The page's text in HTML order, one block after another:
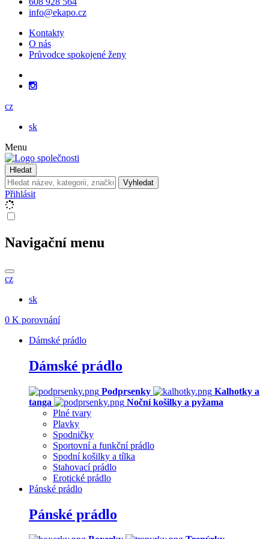
info@ekapo.cz
Kontakty
O nás
Průvodce spokojené ženy
cz
sk
Menu
Hledat
Vyhledat
Přihlásit
Navigační menu
cz
sk
0 K porovnání
Dámské prádlo
Dámské prádlo
Podprsenky
Kalhotky a
tanga
Noční košilky a pyžama
Plné tvary
Plavky
Spodničky
Sportovní a funkční prádlo
Spodní košilky a tílka
Stahovací prádlo
Erotické prádlo
Pánské prádlo
Pánské prádlo